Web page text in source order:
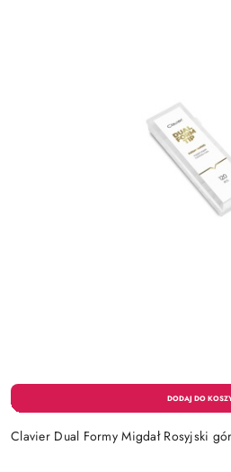
Clavier Dual Formy Migdał Rosyjski